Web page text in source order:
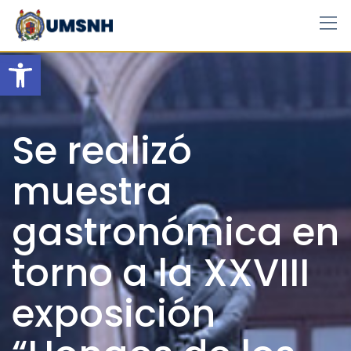
Open toolbar
Skip
content
Se realizó
muestra
gastronómica en
torno a la XXVIII
exposición